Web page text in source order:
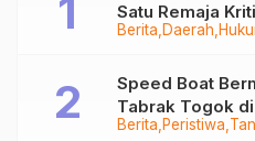
Berita Daerah
Satu Remaja
Ditangkap
Berita Peristiwa
Speed Boat
Tabrak Togok
Sempat Hilang